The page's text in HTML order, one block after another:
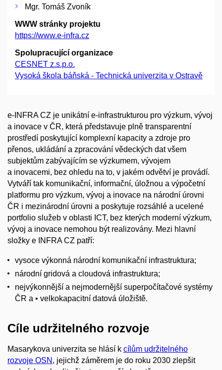
Mgr. Tomáš Zvoník
WWW stránky projektu
https://www.e-infra.cz
Spolupracující organizace
CESNET z.s.p.o.
Vysoká škola báňská - Technická univerzita v Ostravě
e-INFRA CZ je unikátní e-infrastrukturou pro výzkum, vývoj
a inovace v ČR, která představuje plně transparentní
prostředí poskytující komplexní kapacity a zdroje pro
přenos, ukládání a zpracování vědeckých dat všem
subjektům zabývajícím se výzkumem, vývojem
a inovacemi, bez ohledu na to, v jakém odvětví je provádí.
Vytváří tak komunikační, informační, úložnou a výpočetní
platformu pro výzkum, vývoj a inovace na národní úrovni
ČR i mezinárodní úrovni a poskytuje rozsáhlé a ucelené
portfolio služeb v oblasti ICT, bez kterých moderní výzkum,
vývoj a inovace nemohou být realizovány. Mezi hlavní
složky e INFRA CZ patří:
vysoce výkonná národní komunikační infrastruktura;
národní gridová a cloudová infrastruktura;
nejvýkonnější a nejmodernější superpočítačové systémy
ČR a • velkokapacitní datová úložiště.
Cíle udržitelného rozvoje
Masarykova univerzita se hlásí k cílům udržitelného
rozvoje OSN , jejichž záměrem je do roku 2030 zlepšit